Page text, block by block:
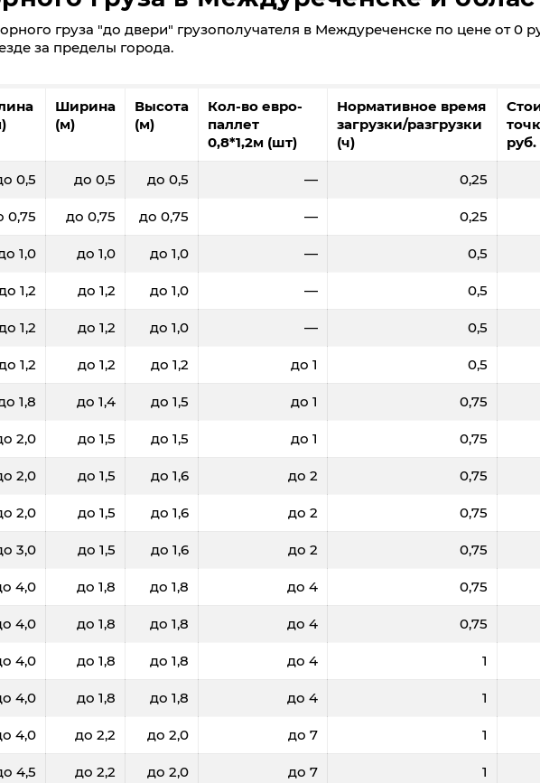
груза "до двери" грузополучателя в Междуреченске по цене от 0
за пределы города.
Ширина
(м)
Высота
(м)
Кол-во евро-
паллет
0,8*1,2м (шт)
Нормативное время
загрузки/разгрузки
(ч)
руб.
0,5 до 0,5 до 0,5 — 0,25
0,75 до 0,75 до 0,75 — 0,25
1,0 до 1,0 до 1,0 — 0,5
1,2 до 1,2 до 1,0 — 0,5
1,2 до 1,2 до 1,0 — 0,5
1,2 до 1,2 до 1,2 до 1 0,5
1,8 до 1,4 до 1,5 до 1 0,75
2,0 до 1,5 до 1,5 до 1 0,75
2,0 до 1,5 до 1,6 до 2 0,75
2,0 до 1,5 до 1,6 до 2 0,75
3,0 до 1,5 до 1,6 до 2 0,75
4,0 до 1,8 до 1,8 до 4 0,75
4,0 до 1,8 до 1,8 до 4 0,75
4,0 до 1,8 до 1,8 до 4 1
4,0 до 1,8 до 1,8 до 4 1
4,0 до 2,2 до 2,0 до 7 1
4,5 до 2,2 до 2,0 до 7 1